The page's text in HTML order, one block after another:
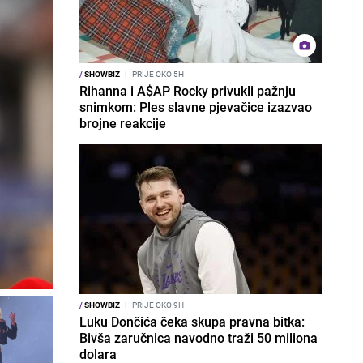
/SHOWBIZ I PRIJE OKO 5H
Rihanna i A$AP Rocky privukli pažnju
snimkom: Ples slavne pjevačice izazvao
brojne reakcije
/SHOWBIZ I PRIJE OKO 9H
Luku Dončića čeka skupa pravna bitka:
Bivša zaručnica navodno traži 50 miliona
dolara